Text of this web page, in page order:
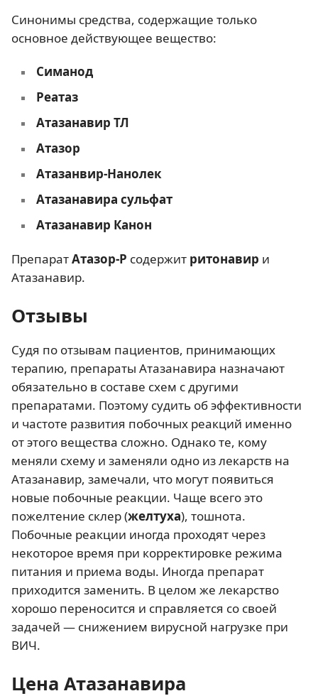
Синонимы средства, содержащие только
основное действующее вещество:
Симанод
Реатаз
Атазанавир ТЛ
Атазор
Атазанвир-Нанолек
Атазанавира сульфат
Атазанавир Канон
ПрепаратАтазор-Р содержит ритонавир и
Атазанавир.
Отзывы
Судя по отзывам пациентов, принимающих
терапию, препараты Атазанавира назначают
обязательно в составе схем с другими
препаратами. Поэтому судить об эффективности
и частоте развития побочных реакций именно
от этого вещества сложно. Однако те, кому
меняли схему и заменяли одно из лекарств на
Атазанавир, замечали, что могут появиться
новые побочные реакции. Чаще всего это
пожелтение склер (желтуха), тошнота.
Побочные реакции иногда проходят через
некоторое время при корректировке режима
питания и приема воды. Иногда препарат
приходится заменить. В целом же лекарство
хорошо переносится и справляется со своей
задачей — снижением вирусной нагрузке при
ВИЧ.
Цена Атазанавира